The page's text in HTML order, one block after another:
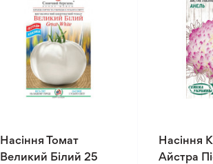
Насіння Томат
Великий Білий 25
Насіння
Айстра